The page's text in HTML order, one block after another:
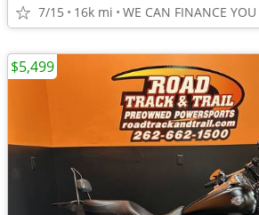
7/15 16k mi WE CAN FINANCE YOU
$5,499